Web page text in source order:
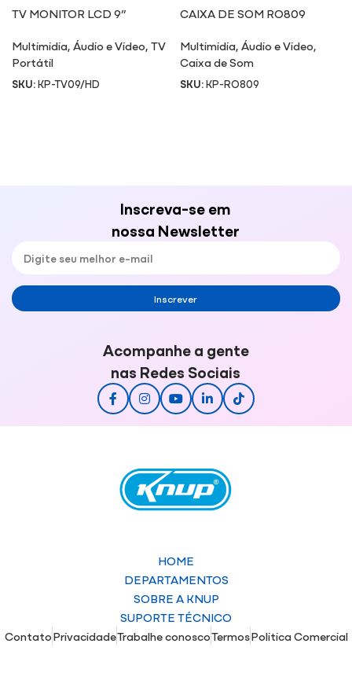
TV MONITOR LCD 9”
Multimidia,Áudio e Video,TV
Portátil
SKU:KP-TV09/HD
CAIXA DE SOM RO809
Multimidia,Áudio e Video,
Caixa de Som
SKU:KP-RO809
Inscreva-se em
nossa Newsletter
Inscrever
Acompanhe a gente
nas Redes Sociais
HOME
DEPARTAMENTOS
SOBRE A KNUP
SUPORTE TÉCNICO
ContatoPrivacidadeTrabalhe conoscoTermosPolitica Comercial